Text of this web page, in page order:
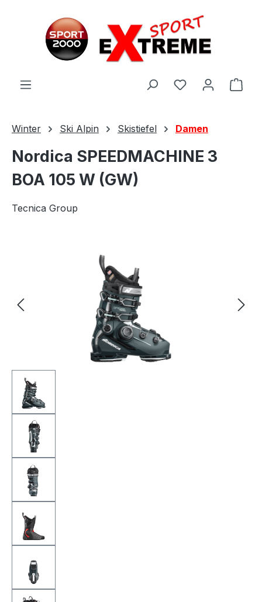
Winter Ski Alpin Skistiefel Damen
Nordica SPEEDMACHINE 3
BOA 105 W (GW)
Tecnica Group